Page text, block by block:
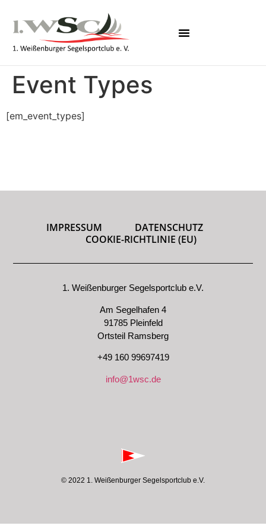
Event Types
[em_event_types]
IMPRESSUM
DATENSCHUTZ
COOKIE-RICHTLINIE (EU)
1. Weißenburger Segelsportclub e.V.
Am Segelhafen 4
91785 Pleinfeld
Ortsteil Ramsberg
+49 160 99697419
info@1wsc.de
© 2022 1. Weißenburger Segelsportclub e.V.